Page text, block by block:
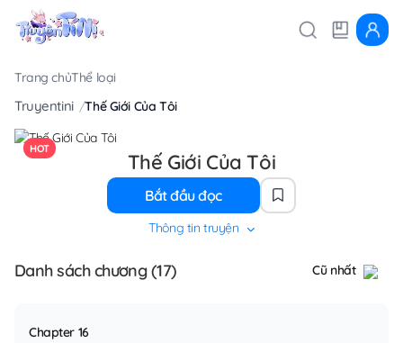
Trang chủThể loại
Truyentini Thế Giới Của Tôi
HOT
Thế Giới Của Tôi
Bắt đầu đọc
Thông tin truyện
Danh sách chương (17) Cũ nhất
Chapter 16